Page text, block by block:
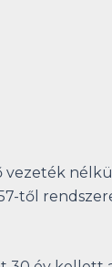
vezeték
től